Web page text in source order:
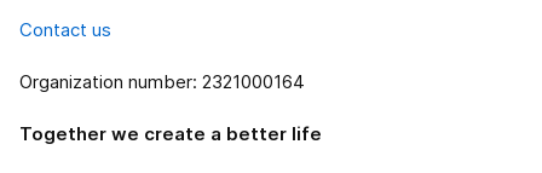
Contact us
Organization number: 2321000164
Together we create a better life